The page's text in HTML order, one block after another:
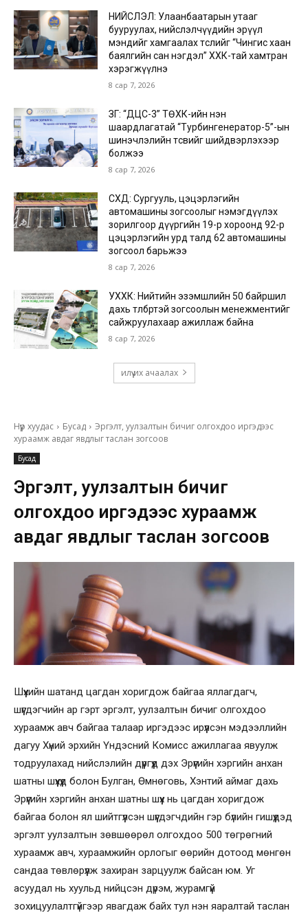
НИЙСЛЭЛ: Улаанбаатарын утааг
бууруулах, нийслэлчүүдийн эрүүл
мэндийг хамгаалах төслийг “Чингис хаан
баялгийн сан нэгдэл” ХХК-тай хамтран
хэрэгжүүлнэ
8 сар 7, 2026
ЗГ: “ДЦС-3” ТӨХК-ийн нэн
шаардлагатай “Турбингенератор-5”-ын
шинэчлэлийн төсвийг шийдвэрлэхээр
болжээ
8 сар 7, 2026
СХД: Сургууль, цэцэрлэгийн
автомашины зогсоолыг нэмэгдүүлэх
зорилгоор дүүргийн 19-р хороонд 92-р
цэцэрлэгийн урд талд 62 автомашины
зогсоол барьжээ
8 сар 7, 2026
УХХК: Нийтийн эзэмшлийн 50 байршил
дахь төлбөртэй зогсоолын менежментийг
сайжруулахаар ажиллаж байна
8 сар 7, 2026
илүү их ачаалах